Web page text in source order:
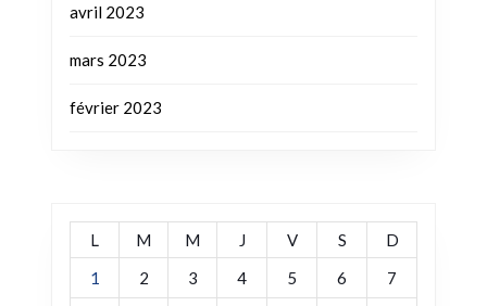
avril 2023
mars 2023
février 2023
L M M J V S
D
1
2 3 4 5 6 7